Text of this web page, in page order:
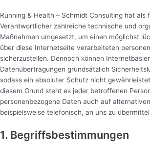
Running & Health – Schmidt Consulting hat als
Verantwortlicher zahlreiche technische und
Maßnahmen umgesetzt, um einen möglichst
über diese Internetseite verarbeiteten
sicherzustellen. Dennoch können
Datenübertragungen grundsätzlich
sodass ein absoluter Schutz nicht
diesem Grund steht es jeder betroffenen
personenbezogene Daten auch auf
beispielsweise telefonisch, an uns zu
1. Begriffsbestimmungen